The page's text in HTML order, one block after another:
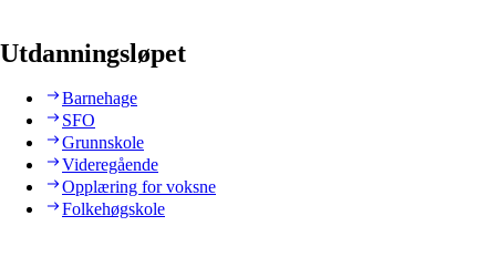
Utdanningsløpet
Barnehage
SFO
Grunnskole
Videregående
Opplæring for voksne
Folkehøgskole